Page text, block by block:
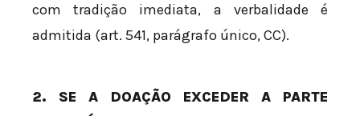
com tradição imediata, a verbalidade é
admitida (art. 541, parágrafo único, CC).
2. SE A DOAÇÃO EXCEDER A PARTE